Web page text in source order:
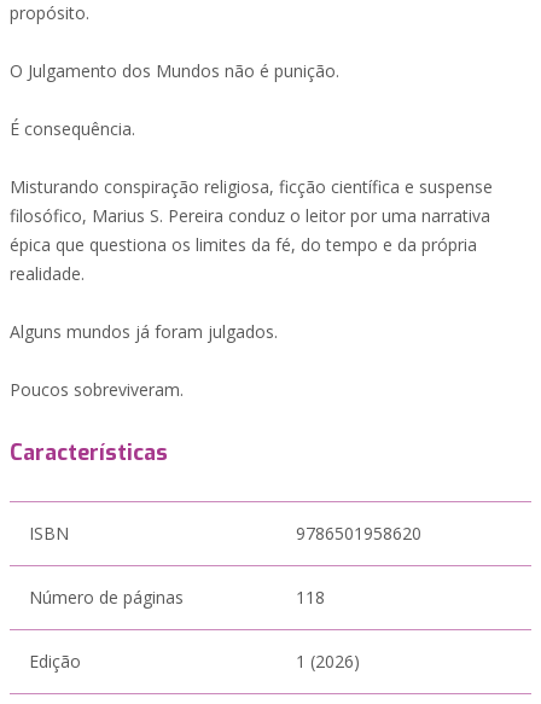
propósito.
O Julgamento dos Mundos não é punição.
É consequência.
Misturando conspiração religiosa, ficção científica e suspense
filosófico, Marius S. Pereira conduz o leitor por uma narrativa
épica que questiona os limites da fé, do tempo e da própria
realidade.
Alguns mundos já foram julgados.
Poucos sobreviveram.
Características
ISBN 9786501958620
Número de páginas 118
Edição 1 (2026)